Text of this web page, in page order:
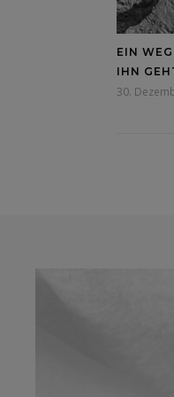
EIN
IHN
30.